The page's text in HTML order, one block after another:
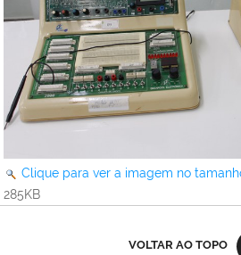
Clique para ver a imagem no
285KB
VOLTAR AO TOPO